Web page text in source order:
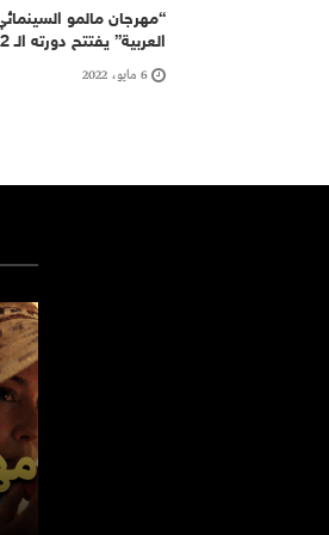
“مهرجان مالمو
العربية” يفتتح دورته الـ 12
6 مايو، 2022